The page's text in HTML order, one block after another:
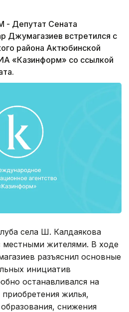
Депутат Сената
Джумагазиев встретился с
района Актюбинской
«Казинформ» со ссылкой
села Ш. Калдаякова
местными жителями. В ходе
разъяснил основные
инициатив
останавливался на
жилья,
снижения